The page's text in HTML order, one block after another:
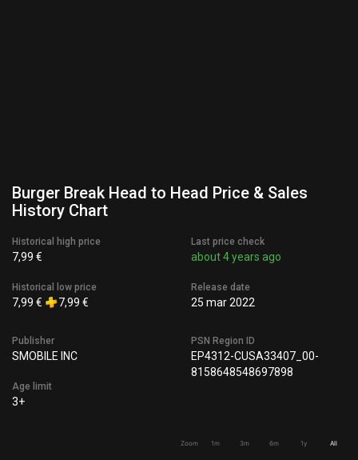
Burger Break Head to Head Price & Sales
History Chart
Historical high price
7,99 €
Historical low price
7,99 € 7,99 €
Last price check
about 4 years ago
Release date
25 mar 2022
Publisher
SMOBILE INC
Age limit
3+
PSN Region ID
EP4312-CUSA33407_00-
8158648548697898
Zoom 1m 3m 6m 1y All